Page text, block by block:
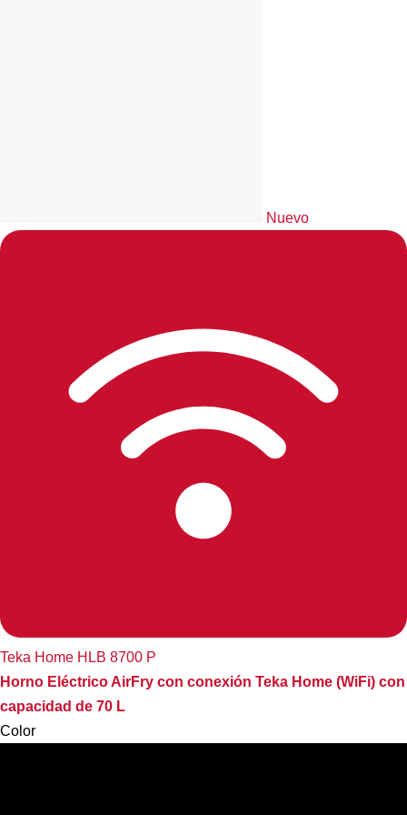
Nuevo
Teka Home HLB 8700 P
Horno Eléctrico AirFry con conexión Teka Home (WiFi) con
capacidad de 70 L
Color